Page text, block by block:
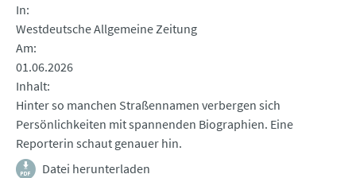
In
Westdeutsche Allgemeine Zeitung
Am
01.06.2026
Inhalt
Hinter so manchen Straßennamen verbergen sich
Persönlichkeiten mit spannenden Biographien. Eine
Reporterin schaut genauer hin.
Datei herunterladen